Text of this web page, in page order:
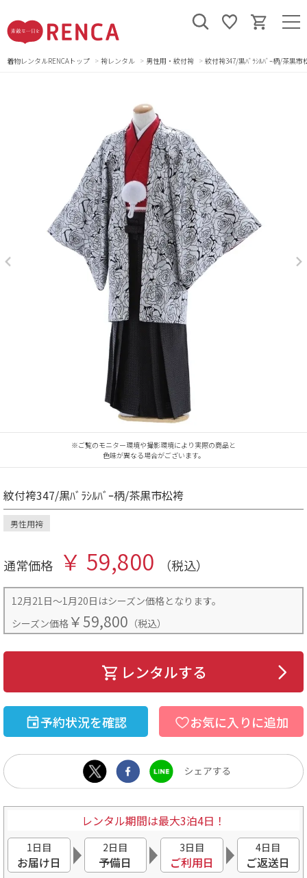
着物レンタルRENCAトップ 袴レンタル 男性用・紋付袴 紋付袴347/黒ﾊﾞﾗｼﾙﾊﾞｰ柄/茶黒市
※ご覧のモニター環境や撮影環境により実際の商品と
色味が異なる場合がございます。
紋付袴347/黒ﾊﾞﾗｼﾙﾊﾞｰ柄/茶黒市松袴
男性用袴
通常価格 ￥ 59,800 （税込）
12月21日～1月20日はシーズン価格となります。
シーズン価格 ￥59,800 （税込）
レンタルする
予約状況を確認 お気に入りに追加
レンタル期間は最大3泊4日！
1日目
お届け日
2日目
予備日
3日目
ご利用日
4日目
ご返送日